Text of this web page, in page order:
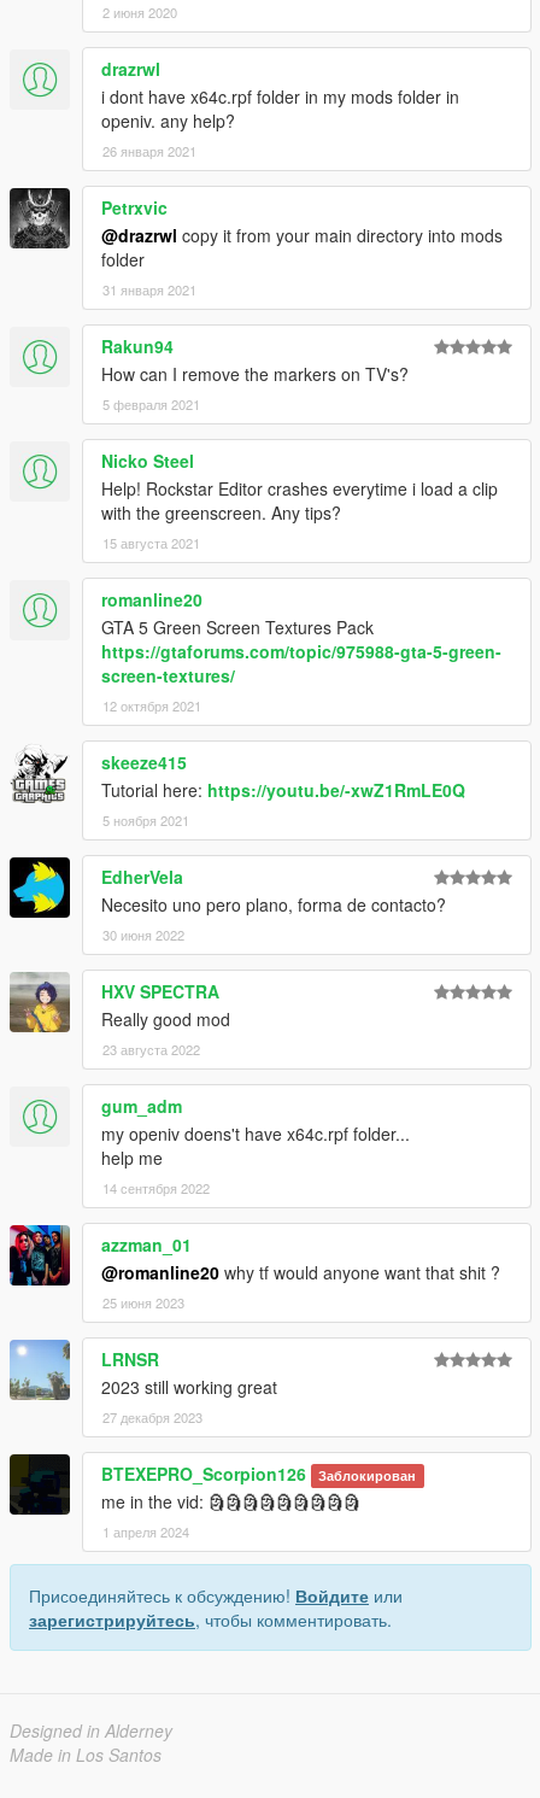
2 июня 2020
drazrwl
i dont have x64c.rpf folder in my mods folder in
openiv. any help?
26 января 2021
Petrxvic
@drazrwl copy it from your main directory into mods
folder
31 января 2021
Rakun94
How can I remove the markers on TV's?
5 февраля 2021
Nicko Steel
Help! Rockstar Editor crashes everytime i load a clip
with the greenscreen. Any tips?
15 августа 2021
romanline20
GTA 5 Green Screen Textures Pack
https://gtaforums.com/topic/975988-gta-5-green-
screen-textures/
12 октября 2021
skeeze415
Tutorial here: https://youtu.be/-xwZ1RmLE0Q
5 ноября 2021
EdherVela
Necesito uno pero plano, forma de contacto?
30 июня 2022
HXV SPECTRA
Really good mod
23 августа 2022
gum_adm
my openiv doens't have x64c.rpf folder...
help me
14 сентября 2022
azzman_01
@romanline20 why tf would anyone want that shit ?
25 июня 2023
LRNSR
2023 still working great
27 декабря 2023
BTEXEPRO_Scorpion126 Заблокирован
me in the vid: 🗿🗿🗿🗿🗿🗿🗿🗿🗿
1 апреля 2024
Присоединяйтесь к обсуждению! Войдите или
зарегистрируйтесь, чтобы комментировать.
Designed in Alderney
Made in Los Santos